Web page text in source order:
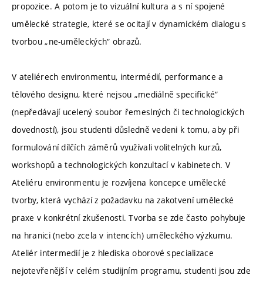
propozice. A potom je to vizuální kultura a s ní spojené
umělecké strategie, které se ocitají v dynamickém dialogu s
tvorbou „ne-uměleckých“ obrazů.
V ateliérech environmentu, intermédií, performance a
tělového designu, které nejsou „mediálně specifické“
(nepředávají ucelený soubor řemeslných či technologických
dovedností), jsou studenti důsledně vedeni k tomu, aby při
formulování dílčích záměrů využívali volitelných kurzů,
workshopů a technologických konzultací v kabinetech. V
Ateliéru environmentu je rozvíjena koncepce umělecké
tvorby, která vychází z požadavku na zakotvení umělecké
praxe v konkrétní zkušenosti. Tvorba se zde často pohybuje
na hranici (nebo zcela v intencích) uměleckého výzkumu.
Ateliér intermedií je z hlediska oborové specializace
nejotevřenější v celém studijním programu, studenti jsou zde